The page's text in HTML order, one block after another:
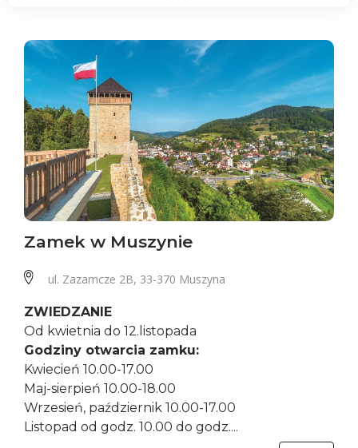
Zamek w Muszynie
ul. Zazamcze 2B, 33-370 Muszyna
ZWIEDZANIE
Od kwietnia do 12.listopada
Godziny otwarcia zamku:
Kwiecień 10.00-17.00
Maj-sierpień 10.00-18.00
Wrzesień, październik 10.00-17.00
Listopad od godz. 10.00 do godz....